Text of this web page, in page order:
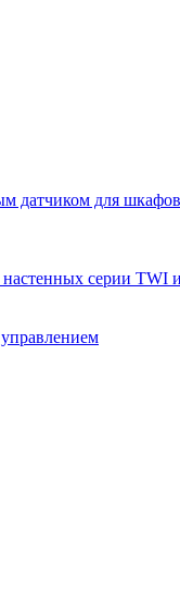
датчиком для
серии TWI